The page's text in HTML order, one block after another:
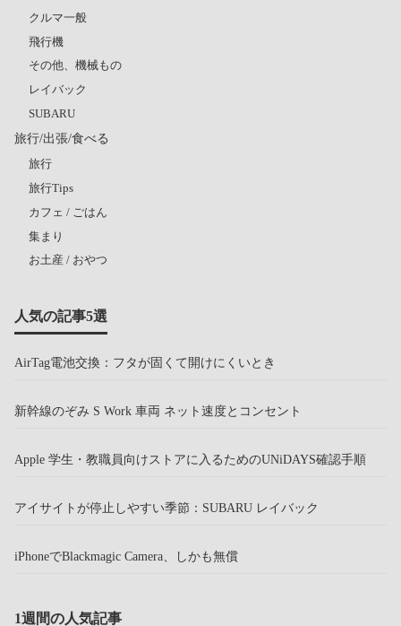
クルマ一般
飛行機
その他、機械もの
レイバック
SUBARU
旅行/出張/食べる
旅行
旅行Tips
カフェ / ごはん
集まり
お土産 / おやつ
人気の記事5選
AirTag電池交換：フタが固くて開けにくいとき
新幹線のぞみ S Work 車両 ネット速度とコンセント
Apple 学生・教職員向けストアに入るためのUNiDAYS確認手順
アイサイトが停止しやすい季節：SUBARU レイバック
iPhoneでBlackmagic Camera、しかも無償
1週間の人気記事